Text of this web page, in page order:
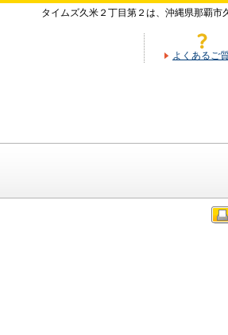
タイムズ久米２丁目第２は、沖縄県那覇市
よくあるご